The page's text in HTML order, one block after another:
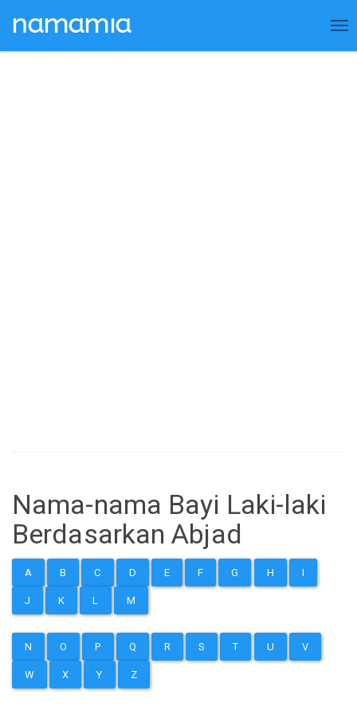
Nama-nama Bayi Laki-laki
Berdasarkan Abjad
A B C D E F G H I
J K L M
N O P Q R S T U V
W X Y Z